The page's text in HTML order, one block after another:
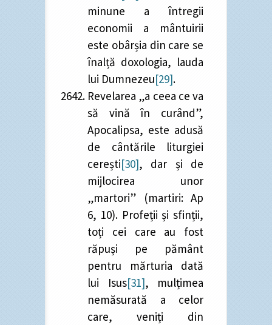
minune a întregii
economii a mântuirii
este obârșia din care se
înalță doxologia, lauda
lui Dumnezeu[29].
Revelarea „a ceea ce va
să vină în curând”,
Apocalipsa, este adusă
de cântările liturgiei
cerești[30], dar și de
mijlocirea unor
„martori” (martiri: Ap
6, 10). Profeții și sfinții,
toți cei care au fost
răpuși pe pământ
pentru mărturia dată
lui Isus[31], mulțimea
nemăsurată a celor
care, veniți din